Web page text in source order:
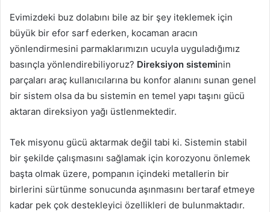
Evimizdeki buz dolabını bile az bir şey iteklemek için
büyük bir efor sarf ederken, kocaman aracın
yönlendirmesini parmaklarımızın ucuyla uyguladığımız
basınçla yönlendirebiliyoruz? Direksiyon sisteminin
parçaları araç kullanıcılarına bu konfor alanını sunan genel
bir sistem olsa da bu sistemin en temel yapı taşını gücü
aktaran direksiyon yağı üstlenmektedir.
Tek misyonu gücü aktarmak değil tabi ki. Sistemin stabil
bir şekilde çalışmasını sağlamak için korozyonu önlemek
başta olmak üzere, pompanın içindeki metallerin bir
birlerini sürtünme sonucunda aşınmasını bertaraf etmeye
kadar pek çok destekleyici özellikleri de bulunmaktadır.